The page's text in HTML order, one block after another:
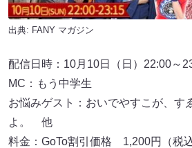
出典: FANY マガジン
配信日時：10月10日（日）22:00～
MC：もう中学生
お悩みゲスト：おいでやすこが、す
よ。 他
料金：GoTo割引価格 1,200円（税込